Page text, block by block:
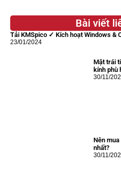
Bài viết
Tải KMSpico ✓ Kích hoạt Windows &
23/01/2024
Mặt trái
kính phù
30/11/
Nên
nhất?
30/11/